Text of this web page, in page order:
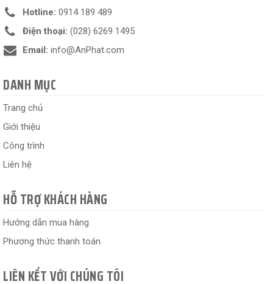
Hotline: 0914 189 489
Điện thoại: (028) 6269 1495
Email: info@AnPhat.com
DANH MỤC
Trang chủ
Giới thiệu
Công trình
Liên hệ
HỖ TRỢ KHÁCH HÀNG
Hướng dẫn mua hàng
Phương thức thanh toán
LIÊN KẾT VỚI CHÚNG TÔI